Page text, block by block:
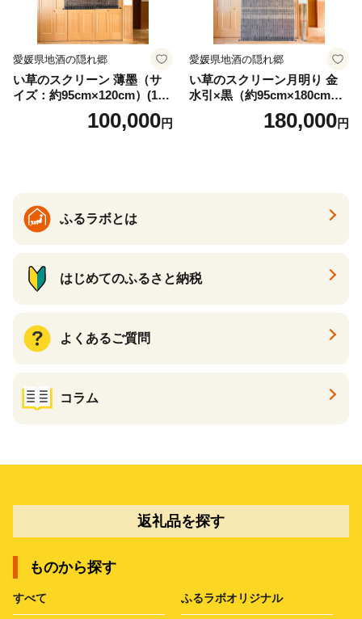
愛媛県地酒の隠れ郷
い草のスクリーン 薄墨（サ
イズ：約95cm×120cm）(14
100,000円
愛媛県地酒の隠れ郷
い草のスクリーン月明り 金
水引×黒（約95cm×180cm）
180,000円
ふるラボとは
はじめてのふるさと納税
よくあるご質問
コラム
返礼品を探す
ものから探す
すべて ふるラボオリジナル